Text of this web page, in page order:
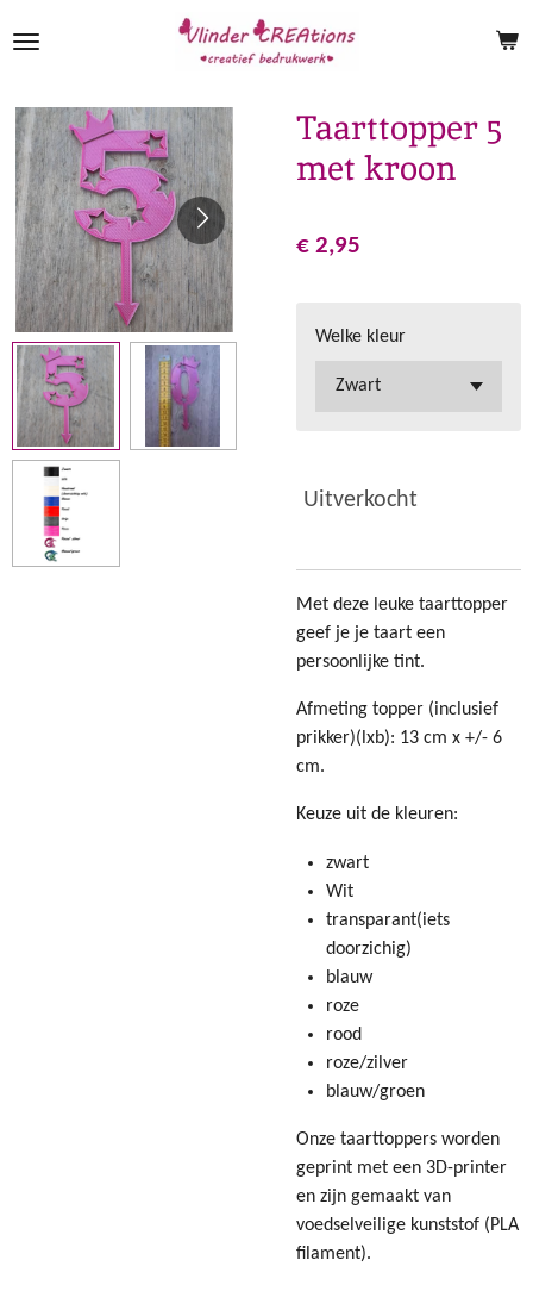
direct
de
hoofdinhoud
Taarttopper 5
met kroon
€ 2,95
Welke kleur
Uitverkocht
Met deze leuke taarttopper
geef je je taart een
persoonlijke tint.
Afmeting topper (inclusief
prikker)(lxb): 13 cm x +/- 6
cm.
Keuze uit de kleuren:
zwart
Wit
transparant(iets
doorzichig)
blauw
roze
rood
roze/zilver
blauw/groen
Onze taarttoppers worden
geprint met een 3D-printer
en zijn gemaakt van
voedselveilige kunststof (PLA
filament).